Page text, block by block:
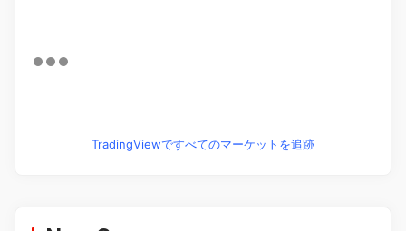
TradingViewですべてのマーケットを追跡